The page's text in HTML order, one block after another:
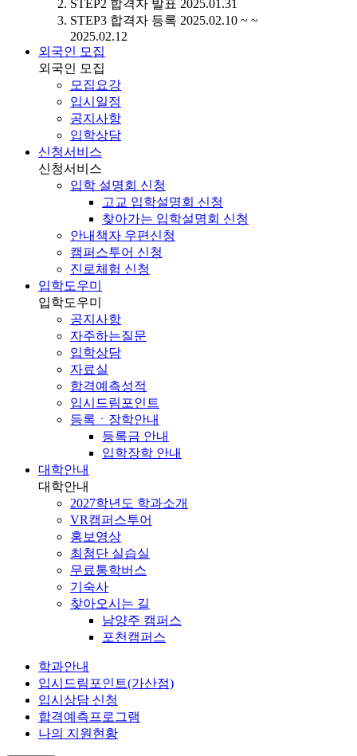
STEP2 합격자 발표 2025.01.31
STEP3 합격자 등록 2025.02.10 ~ ~
2025.02.12
외국인 모집
외국인 모집
모집요강
입시일정
공지사항
입학상담
신청서비스
신청서비스
입학 설명회 신청
고교 입학설명회 신청
찾아가는 입학설명회 신청
안내책자 우편신청
캠퍼스투어 신청
진로체험 신청
입학도우미
입학도우미
공지사항
자주하는질문
입학상담
자료실
합격예측성적
입시드림포인트
등록ㆍ장학안내
등록금 안내
입학장학 안내
대학안내
대학안내
2027학년도 학과소개
VR캠퍼스투어
홍보영상
최첨단 실습실
무료통학버스
기숙사
찾아오시는 길
남양주 캠퍼스
포천캠퍼스
학과안내
입시드림포인트(가산점)
입시상담 신청
합격예측프로그램
나의 지원현황